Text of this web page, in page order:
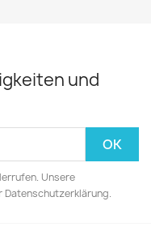
und
Unsere
Datenschutzerklärung.